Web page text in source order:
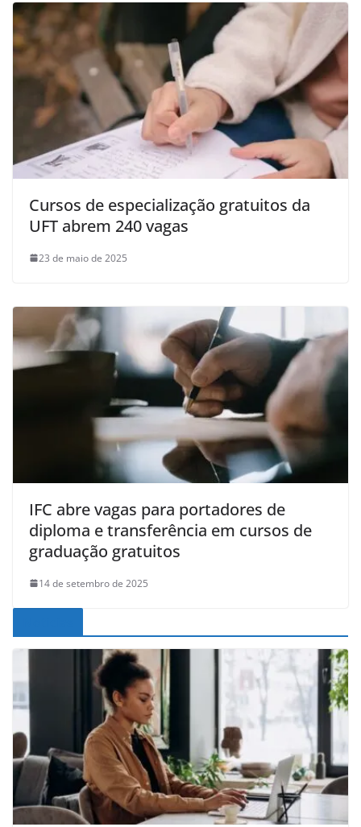
Cursos de especialização gratuitos da
UFT abrem 240 vagas
23 de maio de 2025
IFC abre vagas para portadores de
diploma e transferência em cursos de
graduação gratuitos
14 de setembro de 2025